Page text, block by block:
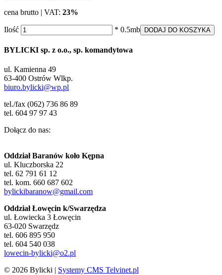
cena brutto | VAT: 23%
Ilość * 0.5mb DODAJ DO KOSZYKA
BYLICKI sp. z o.o., sp. komandytowa
ul. Kamienna 49
63-400 Ostrów Wlkp.
biuro.bylicki@wp.pl
tel./fax (062) 736 86 89
tel. 604 97 97 43
Dołącz do nas:
Oddział Baranów koło Kępna
ul. Kluczborska 22
tel. 62 791 61 12
tel. kom. 660 687 602
bylickibaranow@gmail.com
Oddział Łowęcin k/Swarzędza
ul. Łowiecka 3 Łowęcin
63-020 Swarzędz
tel. 606 895 950
tel. 604 540 038
lowecin-bylicki@o2.pl
© 2026 Bylicki | Systemy CMS Telvinet.pl